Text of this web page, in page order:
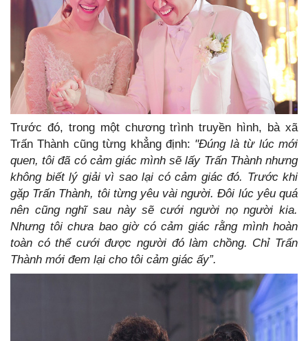
Trước đó, trong một chương trình truyền hình, bà xã
Trấn Thành cũng từng khẳng định: "Đúng là từ lúc mới
quen, tôi đã có cảm giác mình sẽ lấy Trấn Thành nhưng
không biết lý giải vì sao lại có cảm giác đó. Trước khi
gặp Trấn Thành, tôi từng yêu vài người. Đôi lúc yêu quá
nên cũng nghĩ sau này sẽ cưới người nọ người kia.
Nhưng tôi chưa bao giờ có cảm giác rằng mình hoàn
toàn có thể cưới được người đó làm chồng. Chỉ Trấn
Thành mới đem lại cho tôi cảm giác ấy”.